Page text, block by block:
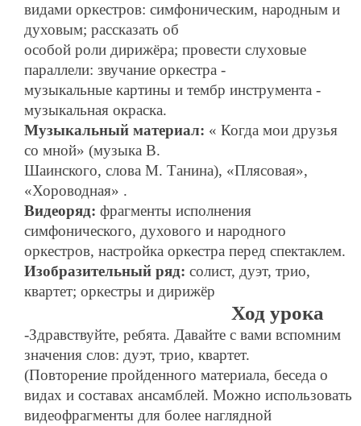
видами оркестров: симфоническим, народным и
духовым; рассказать об
особой роли дирижёра; провести слуховые
параллели: звучание оркестра -
музыкальные картины и тембр инструмента -
музыкальная окраска.
Музыкальный материал: « Когда мои друзья
со мной» (музыка В.
Шаинского, слова М. Танина), «Плясовая»,
«Хороводная» .
Видеоряд:фрагменты исполнения
симфонического, духового и народного
оркестров, настройка оркестра перед спектаклем.
Изобразительный ряд:солист, дуэт, трио,
квартет; оркестры и дирижёр
Ход урока
-Здравствуйте, ребята. Давайте с вами вспомним
значения слов: дуэт, трио, квартет.
(Повторение пройденного материала, беседа о
видах и составах ансамблей. Можно использовать
видеофрагменты для более наглядной